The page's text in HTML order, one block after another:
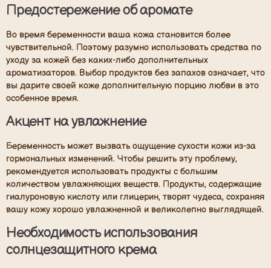
Предостережение об аромате
Во время беременности ваша кожа становится более
чувствительной. Поэтому разумно использовать средства по
уходу за кожей без каких-либо дополнительных
ароматизаторов. Выбор продуктов без запахов означает, что
вы дарите своей коже дополнительную порцию любви в это
особенное время.
Акцент на увлажнение
Беременность может вызвать ощущение сухости кожи из-за
гормональных изменений. Чтобы решить эту проблему,
рекомендуется использовать продукты с большим
количеством увлажняющих веществ. Продукты, содержащие
гиалуроновую кислоту или глицерин, творят чудеса, сохраняя
вашу кожу хорошо увлажненной и великолепно выглядящей.
Необходимость использования
солнцезащитного крема